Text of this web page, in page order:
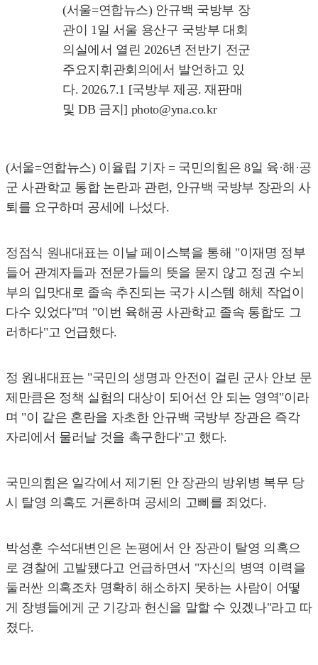
(서울=연합뉴스) 안규백 국방부 장
관이 1일 서울 용산구 국방부 대회
의실에서 열린 2026년 전반기 전군
주요지휘관회의에서 발언하고 있
다. 2026.7.1 [국방부 제공. 재판매
및 DB 금지] photo@yna.co.kr
(서울=연합뉴스) 이율립 기자 = 국민의힘은 8일 육·해·공
군 사관학교 통합 논란과 관련, 안규백 국방부 장관의 사
퇴를 요구하며 공세에 나섰다.
정점식 원내대표는 이날 페이스북을 통해 "이재명 정부
들어 관계자들과 전문가들의 뜻을 묻지 않고 정권 수뇌
부의 입맛대로 졸속 추진되는 국가 시스템 해체 작업이
다수 있었다"며 "이번 육해공 사관학교 졸속 통합도 그
러하다"고 언급했다.
정 원내대표는 "국민의 생명과 안전이 걸린 군사 안보 문
제만큼은 정책 실험의 대상이 되어선 안 되는 영역"이라
며 "이 같은 혼란을 자초한 안규백 국방부 장관은 즉각
자리에서 물러날 것을 촉구한다"고 했다.
국민의힘은 일각에서 제기된 안 장관의 방위병 복무 당
시 탈영 의혹도 거론하며 공세의 고삐를 죄었다.
박성훈 수석대변인은 논평에서 안 장관이 탈영 의혹으
로 경찰에 고발됐다고 언급하면서 "자신의 병역 이력을
둘러싼 의혹조차 명확히 해소하지 못하는 사람이 어떻
게 장병들에게 군 기강과 헌신을 말할 수 있겠나"라고 따
졌다.